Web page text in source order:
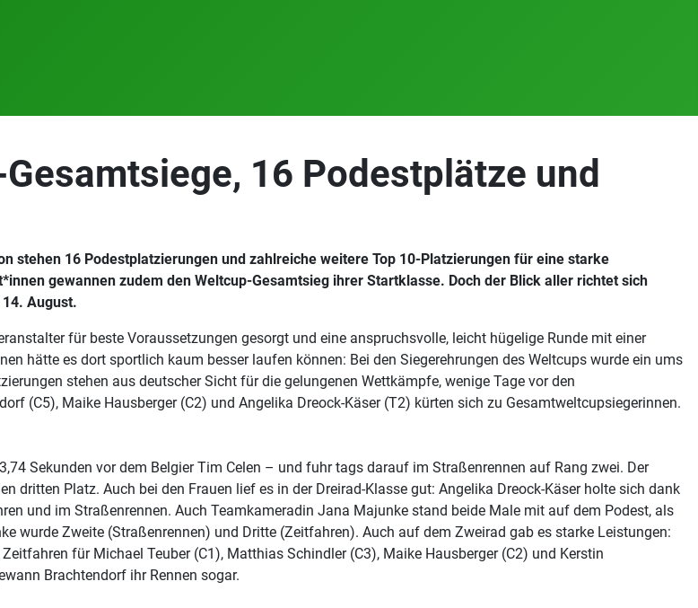
16 Podestplätze und
stehen 16 Podestplatzierungen und zahlreiche weitere Top 10-Platzierungen für eine starke
gewannen zudem den Weltcup-Gesamtsieg ihrer Startklasse. Doch der Blick aller richtet sich
August.
für beste Voraussetzungen gesorgt und eine anspruchsvolle, leicht hügelige Runde mit einer
hätte es dort sportlich kaum besser laufen können: Bei den Siegerehrungen des Weltcups wurde ein ums
stehen aus deutscher Sicht für die gelungenen Wettkämpfe, wenige Tage vor den
(C5), Maike Hausberger (C2) und Angelika Dreock-Käser (T2) kürten sich zu Gesamtweltcupsiegerinnen.
Sekunden vor dem Belgier Tim Celen – und fuhr tags darauf im Straßenrennen auf Rang zwei. Der
dritten Platz. Auch bei den Frauen lief es in der Dreirad-Klasse gut: Angelika Dreock-Käser holte sich dank
und im Straßenrennen. Auch Teamkameradin Jana Majunke stand beide Male mit auf dem Podest, als
wurde Zweite (Straßenrennen) und Dritte (Zeitfahren). Auch auf dem Zweirad gab es starke Leistungen:
für Michael Teuber (C1), Matthias Schindler (C3), Maike Hausberger (C2) und Kerstin
Brachtendorf ihr Rennen sogar.